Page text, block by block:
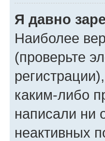
Я давно
Наиболее
(проверьте
каким-либо
написали ни
неактивных